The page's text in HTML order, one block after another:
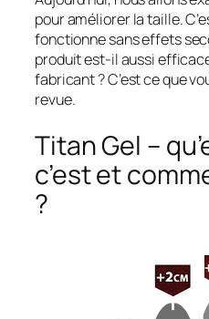
pour améliorer la taille.
fonctionne sans effets
produit est-il aussi
fabricant ? C’est ce que
revue.
Titan Gel –
c’est et
?